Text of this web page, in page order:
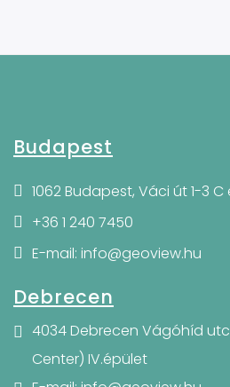
Budapest
1062 Budapest, Váci út 1-3
+36 1 240 7450
E-mail: info@geoview.hu
Debrecen
4034 Debrecen Vágóhíd
Center) IV.épület